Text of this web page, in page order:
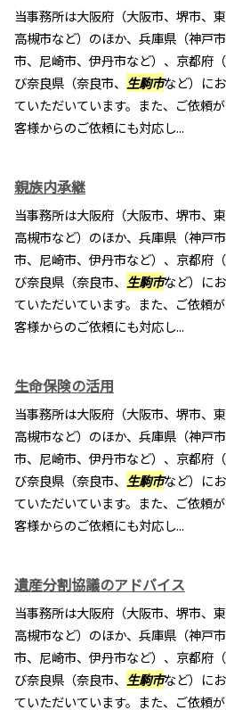
当事務所は大阪府（大阪市、堺市、
高槻市など）のほか、兵庫県（神戸
市、尼崎市、伊丹市など）、京都府
び奈良県（奈良市、 生駒市など）に
ていただいています。また、ご依頼
客様からのご依頼にも対応し...
親族内承継
当事務所は大阪府（大阪市、堺市、
高槻市など）のほか、兵庫県（神戸
市、尼崎市、伊丹市など）、京都府
び奈良県（奈良市、 生駒市など）に
ていただいています。また、ご依頼
客様からのご依頼にも対応し...
生命保険の活用
当事務所は大阪府（大阪市、堺市、
高槻市など）のほか、兵庫県（神戸
市、尼崎市、伊丹市など）、京都府
び奈良県（奈良市、 生駒市など）に
ていただいています。また、ご依頼
客様からのご依頼にも対応し...
遺産分割協議のアドバイス
当事務所は大阪府（大阪市、堺市、
高槻市など）のほか、兵庫県（神戸
市、尼崎市、伊丹市など）、京都府
び奈良県（奈良市、 生駒市など）に
ていただいています。また、ご依頼